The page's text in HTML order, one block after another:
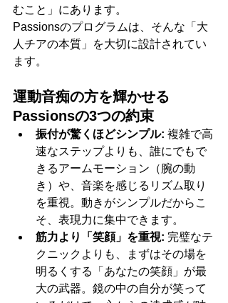
むこと」にあります。
Passionsのプログラムは、そんな「大
人チアの本質」を大切に設計されてい
ます。
運動音痴の方を輝かせる
Passionsの3つの約束
振付が驚くほどシンプル: 複雑で高
速なステップよりも、誰にでもで
きるアームモーション（腕の動
き）や、音楽を感じるリズム取り
を重視。動きがシンプルだからこ
そ、表現力に集中できます。
筋力より「笑顔」を重視: 完璧なテ
クニックよりも、まずはその場を
明るくする「あなたの笑顔」が最
大の武器。鏡の中の自分が笑って